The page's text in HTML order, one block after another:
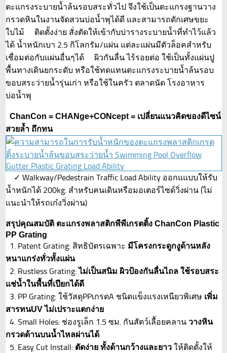
ตะแกรงระบายน้ำล้นรอบสระทั่วไป จึงใช้เป็นตะแกรงฐานวาง
กรวดหินในงานจัดสวนบ่อน้ำพุได้ดี และสามารถดักเศษขยะ
ใบไม้ ติดตั้งง่าย สั่งตัดให้เข้ากับบ่ารางระบายน้ำที่ทำไว้แล้ว
ได้ น้ำหนักเบา 2.5 กิโลกรัม/แผ่น แต่ละแผ่นมีตัวล็อคสำหรับ
เชื่อมต่อกับแผ่นอื่นๆได้ ผิวกันลื่น ไร้รอยต่อ ใช้เป็นทั้งแผ่นปู
พื้นทางเดินยกระดับ หรือใช้ทดแทนตะแกรงระบายน้ำล้นรอบ
ขอบสระว่ายน้ำรุ่นเก่า หรือใช้ในครัว ตลาดนัด โรงอาหาร
บ่อน้ำพุ
ChanCon = CHANge+CONcept = เปลี่ยนแนวคิดของดีไซน์
สวยล้ำ ถึกทน
✓ Walkway/Pedestrain Traffic Load Ability ออกแแบบให้รับ
น้ำหนักได้ 200kg. สำหรับคนเดินหรือมอเตอร์ไซด์วิ่งผ่าน (ไม่
แนะนำให้รถเก๋งวิ่งผ่าน)
สรุปคุณสมบัติ ตะแกรงพลาสติกพีพีเกรตติ้ง ChanCon Plastic
PP Grating
1. Patent Grating: สิทธิบัตรเฉพาะ มีโครงกระดูกงูด้านหลัง
หนาแกร่งทั่วทั้งแผ่น
2. Rustless Grating:ไม่เป็นสนิม ผิวป้องกันลื่นไถล ใช้รอบสระ
แช่น้ำในพื้นที่เปียกได้ดี
3. PP Grating: ใช้วัสดุPPเกรดA ชนิดแข็งแรงเหนียวพิเศษ เพิ่ม
สารทนUV ไม่เปราะแตกง่าย
4. Small Holes: ช่องรูเล็ก 1.5 ซม. กันสัตว์เลื้อยคลาน วางหิน
กรวดด้านบนน้ำไหลผ่านได้
5. Easy Cut Install: ตัดง่าย ทั้งด้านกว้างและยาว ให้ติดตั้งให้